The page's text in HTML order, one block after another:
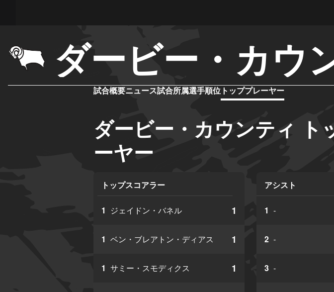
ダービー・カウ
試合概要ニュース試合所属選手順位 トッププレーヤー
ダービー・カウンティ ト
ーヤー
トップスコアラー
1 ジェイドン・バネル 1
1 ベン・ブレアトン・ディアス 1
1 サミー・スモディクス 1
アシスト
1 -
2 -
3 -